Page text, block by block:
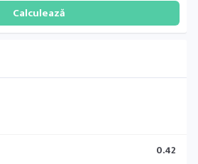
0.42